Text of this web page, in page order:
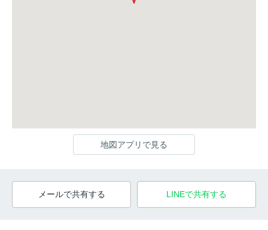
地図アプリで見る
メールで共有する LINEで共有する